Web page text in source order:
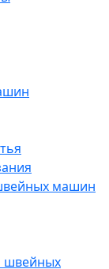
машин
швейных